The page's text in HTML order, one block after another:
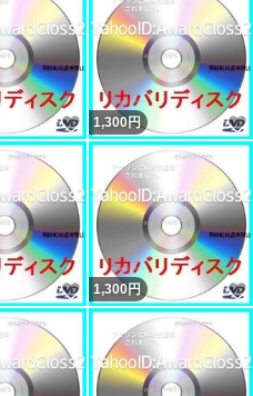
いいね！
1,300円
いいね！
1,300円